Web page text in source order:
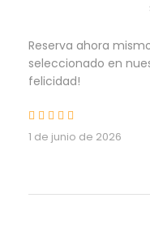
Reserva ahora
seleccionado en
felicidad!
1 de junio de 2026